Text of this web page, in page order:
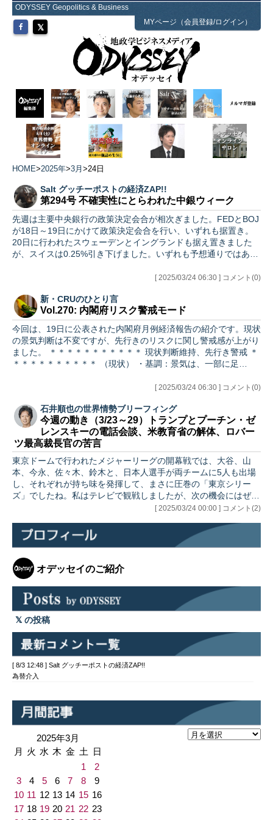
ODYSSEY Geopolitics & Business
MYページ（会員登録/ログイン）
HOME>2025年>3月 >24日
Salt グッチーポストの経済ZAP!!
第294号 不確実性にとらわれた中銀ウィーク
先週は主要中央銀行の政策決定会合が相次ぎました。FEDとBOJ
が18日～19日にかけて政策決定会合を行い、いずれも据置き。
20日に行われたスウェーデンとイングランドも据え置きました
が、スイスは0.25%引き下げました。いずれも予想通りではあ…
[ 2025/03/24 06:30 ] コメント(0)
新・CRUのひとり言
Vol.270: 内閣府リスク警戒モード
今回は、19日に公表された内閣府月例経済報告の紹介です。現状
の景気判断は不変ですが、先行きのリスクに関し警戒感が上がり
ました。 ＊＊＊＊＊＊＊＊＊＊＊ 現状判断維持、先行き警戒 ＊
＊＊＊＊＊＊＊＊＊＊ （現状） ・基調：景気は、一部に足…
[ 2025/03/24 06:30 ] コメント(0)
石井順也の世界情勢ブリーフィング
今週の動き（3/23～29）トランプとプーチン・ゼ
レンスキーの電話会談、米教育省の解体、ロバー
ツ最高裁長官の苦言
東京ドームで行われたメジャーリーグの開幕戦では、大谷、山
本、今永、佐々木、鈴木と、日本人選手が両チームに5人も出場
し、それぞれが持ち味を発揮して、まさに圧巻の「東京シリー
ズ」でしたね。私はテレビで観戦しましたが、次の機会にはぜひ
[ 2025/03/24 00:00 ] コメント(2)
オデッセイのご紹介
の投稿
[ 8/3 12:48 ] Salt グッチーポストの経済ZAP!!
為替介入
2025年3月
月 火 水 木 金 土
日
1
2
3
4 5 6 7 8
9
10 11 12 13 14 15 16
17 18 19 20 21 22 23